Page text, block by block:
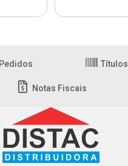
Títulos
Notas Fiscais